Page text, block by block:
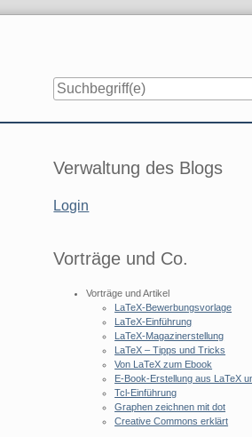
Seitenleiste
Verwaltung des Blogs
Login
Vorträge und Co.
Vorträge und Artikel
LaTeX-Bewerbungsvorlage
LaTeX-Einführung
LaTeX-Magazinerstellung
LaTeX – Tipps und Tricks
Von LaTeX zum Ebook
E-Book-Erstellung aus LaTeX
Tcl-Einführung
Graphen zeichnen mit dot
Creative Commons erklärt